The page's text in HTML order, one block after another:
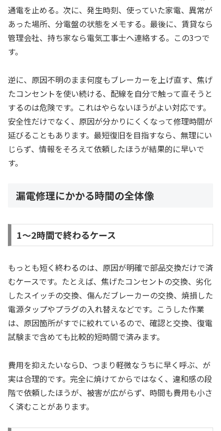
通電を止める。次に、発生時刻、使っていた家電、異常が
あった場所、分電盤の状態をメモする。最後に、賃貸なら
管理会社、持ち家なら電気工事士へ連絡する。この3つで
す。
逆に、原因不明のまま何度もブレーカーを上げ直す、焦げ
たコンセントを使い続ける、配線を自分で触って直そうと
するのは危険です。これはやらないほうがよい対応です。
安全性だけでなく、原因が分かりにくくなって修理時間が
延びることもあります。最短復旧を目指すなら、無理にい
じらず、情報をそろえて依頼したほうが結果的に早いで
す。
漏電修理にかかる時間の全体像
1〜2時間で終わるケース
もっとも短く終わるのは、原因が明確で部品交換だけで済
むケースです。たとえば、焦げたコンセントの交換、劣化
したスイッチの交換、傷んだブレーカーの交換、焼損した
電源タップやプラグの入れ替えなどです。こうした作業
は、原因箇所がすでに絞れているので、確認と交換、復電
試験まで含めても比較的短時間で済みます。
費用を抑えたいならD、つまり軽微なうちに早く呼ぶ、が
実は合理的です。完全に焼けてからではなく、違和感の段
階で依頼したほうが、被害が広がらず、時間も費用も小さ
く済むことがあります。